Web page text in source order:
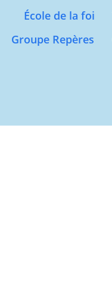
École de la foi
Groupe Repères